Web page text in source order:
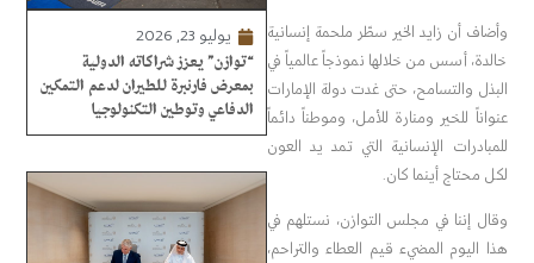
وأضاف أن زايد الخير سطّر ملحمة إنسانية
خالدة، أسس من خلالها نموذجاً عالمياً في
البذل والتسامح، حتى غدت دولة الإمارات
عنواناً للخير ومنارة للأمل، وموطناً دائماً
للمبادرات الإنسانية التي تمد يد العون
لكل محتاج أينما كان.
وقال إننا في مجلس التوازن، نستلهم في
هذا اليوم المضيء قيم العطاء والتراحم،
يوليو 23, 2026
“توازن” يعزز شراكاته الدولية
بمعرض فارنبرة للطيران لدعم التمكين
الدفاعي وتوطين التكنولوجيا